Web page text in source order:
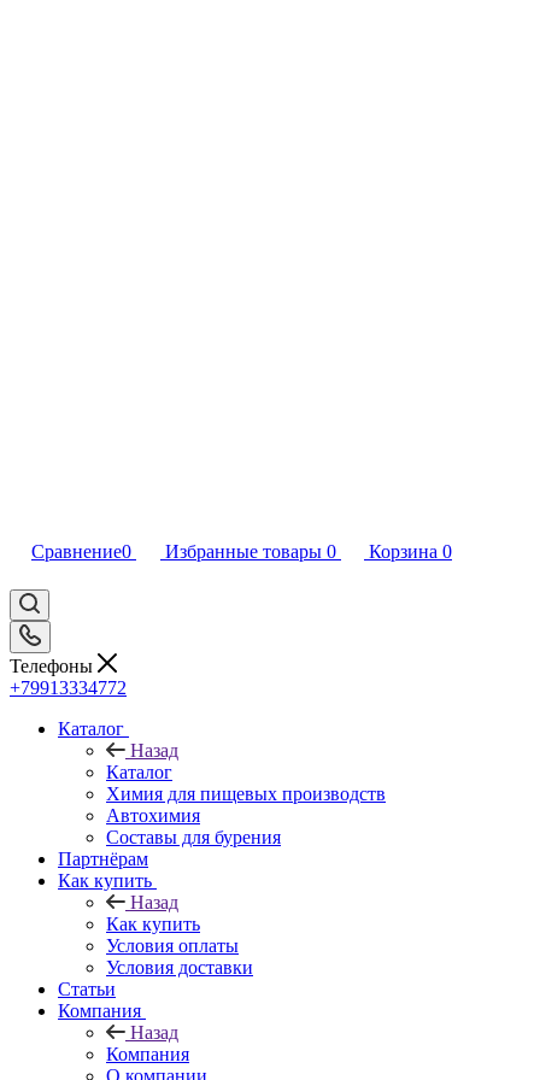
Сравнение0 Избранные товары 0 Корзина 0
Телефоны
+79913334772
Каталог
Назад
Каталог
Химия для пищевых производств
Автохимия
Составы для бурения
Партнёрам
Как купить
Назад
Как купить
Условия оплаты
Условия доставки
Статьи
Компания
Назад
Компания
О компании